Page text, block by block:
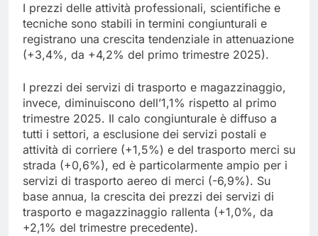
I prezzi delle attività professionali, scientifiche e
tecniche sono stabili in termini congiunturali e
registrano una crescita tendenziale in attenuazione
(+3,4%, da +4,2% del primo trimestre 2025).
I prezzi dei servizi di trasporto e magazzinaggio,
invece, diminuiscono dell’1,1% rispetto al primo
trimestre 2025. Il calo congiunturale è diffuso a
tutti i settori, a esclusione dei servizi postali e
attività di corriere (+1,5%) e del trasporto merci su
strada (+0,6%), ed è particolarmente ampio per i
servizi di trasporto aereo di merci (-6,9%). Su
base annua, la crescita dei prezzi dei servizi di
trasporto e magazzinaggio rallenta (+1,0%, da
+2,1% del trimestre precedente).